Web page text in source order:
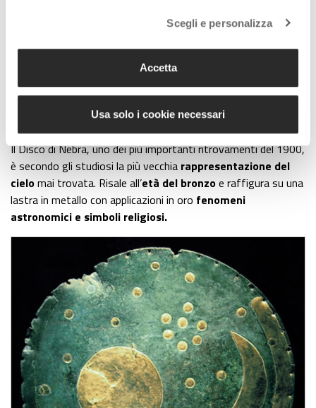
Scegli e personalizza
Accetta
Usa solo i cookie necessari
Una delle misteriose stanze sotto il Muro del Pianto, a Gerusalemme
Saqqara è patrimonio UNESCO e si trova 30 km a sud del
Cairo. Qui sono stati ritrovati oltre 100 sarcofagi inviolati
sigillati, al cui interno risiedevanomummieben conservate.
Il Disco di Nebra, uno dei più importanti ritrovamenti del 1900,
è secondo gli studiosi la più vecchia rappresentazione del
cielomai trovata. Risale all’età del bronzoe raffigura su una
lastra in metallo con applicazioni in oro fenomeni
astronomici e simboli religiosi.